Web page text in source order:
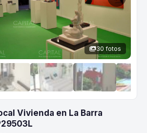
30 fotos
Vivienda en La Barra